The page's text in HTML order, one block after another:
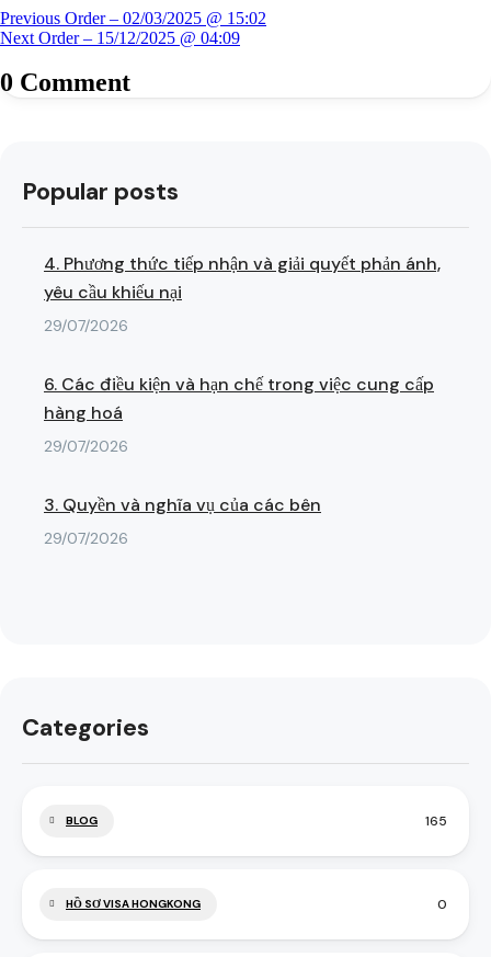
hướng
viết
Previous Previous
post:
Order – 02/03/2025 @ 15:02
Next Next
Order – 15/12/2025 @ 04:09
0 Comment
Popular posts
4. Phương thức tiếp nhận và giải quyết phản ánh,
yêu cầu khiếu nại
29/07/2026
6. Các điều kiện và hạn chế trong việc cung cấp
hàng hoá
29/07/2026
3. Quyền và nghĩa vụ của các bên
29/07/2026
Categories
BLOG 165
HỒ SƠ VISA HONGKONG 0